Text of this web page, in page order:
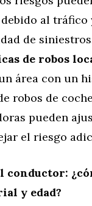
al tráfico
de
de robos
área con un
robos de
pueden
el riesgo
conductor:
y edad?